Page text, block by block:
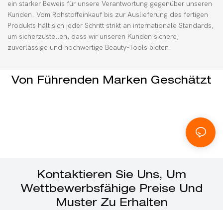
ein starker Beweis für unsere Verantwortung gegenüber unseren
Kunden. Vom Rohstoffeinkauf bis zur Auslieferung des fertigen
Produkts hält sich jeder Schritt strikt an internationale Standards,
um sicherzustellen, dass wir unseren Kunden sichere,
zuverlässige und hochwertige Beauty-Tools bieten.
Von Führenden Marken Geschätzt
Kontaktieren Sie Uns, Um
Wettbewerbsfähige Preise Und
Muster Zu Erhalten